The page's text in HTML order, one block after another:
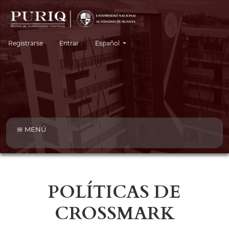
Registrarse Entrar Cambiar el idioma. El idioma actual es:
Español
MENÚ
POLÍTICAS DE
CROSSMARK